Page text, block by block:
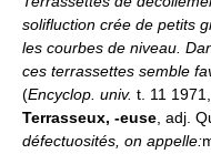
solifluction crée de petits
les courbes de niveau.
ces terrassettes semble
(Encyclop. univ. t. 11
Terrasseux, -euse, adj.
défectuosités, on appelle: